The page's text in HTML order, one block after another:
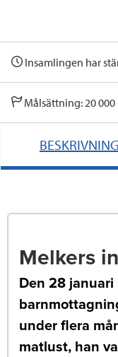
Insamlingen har
Målsättning: 20 000
BESKRIVNING
Melkers
Den 28
under flera
matlust, han